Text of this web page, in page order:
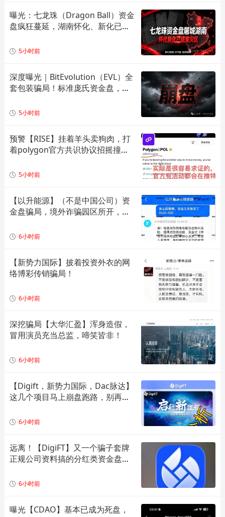
曝光：七龙珠（Dragon Ball）资金
盘疯狂蔓延，湖南怀化、新化已成
解预警！
5小时前
深度曝光｜BitEvolution（EVL）全
套包装骗局！标准庞氏资金盘，多
5小时前
预警【RISE】挂着羊头卖狗肉，打
着polygon官方共识协议招摇撞
模型，崩盘倒计时！
5小时前
【以升能源】（不是中国公司）资
金盘骗局，境外诈骗园区所开，单
6小时前
【新势力国际】披着投资外衣的网
络博彩传销骗局！
6小时前
深挖骗局【大华汇盈】浑身造假，
冒用演员充当总监，啼笑皆非！
6小时前
【Digift，新势力国际，Dac脉达】
这几个项目马上崩盘跑路，别再被
6小时前
远离！【DigiFT】又一个骗子套牌
正规公司资料搞的分红类资金盘骗
6小时前
曝光【CDAO】基本已成为死盘，